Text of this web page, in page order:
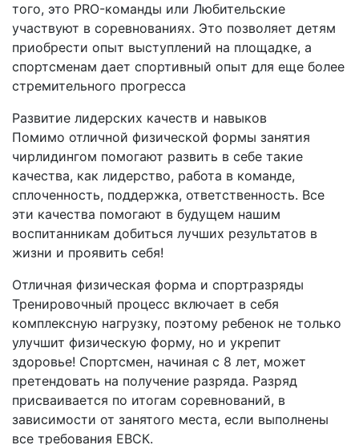
того, это PRO-команды или Любительские
участвуют в соревнованиях. Это позволяет детям
приобрести опыт выступлений на площадке, а
спортсменам дает спортивный опыт для еще более
стремительного прогресса
Развитие лидерских качеств и навыков
Помимо отличной физической формы занятия
чирлидингом помогают развить в себе такие
качества, как лидерство, работа в команде,
сплоченность, поддержка, ответственность. Все
эти качества помогают в будущем нашим
воспитанникам добиться лучших результатов в
жизни и проявить себя!
Отличная физическая форма и спортразряды
Тренировочный процесс включает в себя
комплексную нагрузку, поэтому ребенок не только
улучшит физическую форму, но и укрепит
здоровье! Спортсмен, начиная с 8 лет, может
претендовать на получение разряда. Разряд
присваивается по итогам соревнований, в
зависимости от занятого места, если выполнены
все требования ЕВСК.